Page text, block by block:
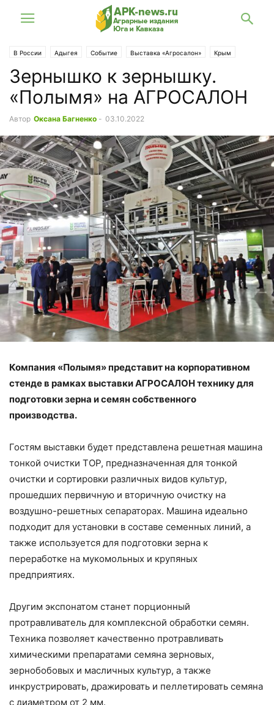
В России Адыгея Событие Выставка «Агросалон» Крым
Кубань
Зернышко к зернышку.
«Полымя» на АГРОСАЛОН
Автор Оксана Багненко - 03.10.2022
Компания «Полымя» представит на корпоративном
стенде в рамках выставки АГРОСАЛОН технику для
подготовки зерна и семян собственного
производства.
Гостям выставки будет представлена решетная машина
тонкой очистки ТОР, предназначенная для тонкой
очистки и сортировки различных видов культур,
прошедших первичную и вторичную очистку на
воздушно-решетных сепараторах. Машина идеально
подходит для установки в составе семенных линий, а
также используется для подготовки зерна к
переработке на мукомольных и крупяных
предприятиях.
Другим экспонатом станет порционный
протравливатель для комплексной обработки семян.
Техника позволяет качественно протравливать
химическими препаратами семяна зерновых,
зернобобовых и масличных культур, а также
инкрустрировать, дражировать и пеллетировать семяна
с диаметром от 2 мм.